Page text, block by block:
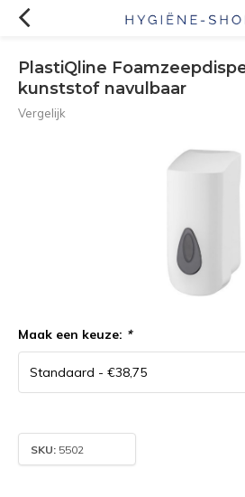
PlastiQline
kunststof navulbaar
Vergelijk
Maak een keuze: *
SKU: 5502